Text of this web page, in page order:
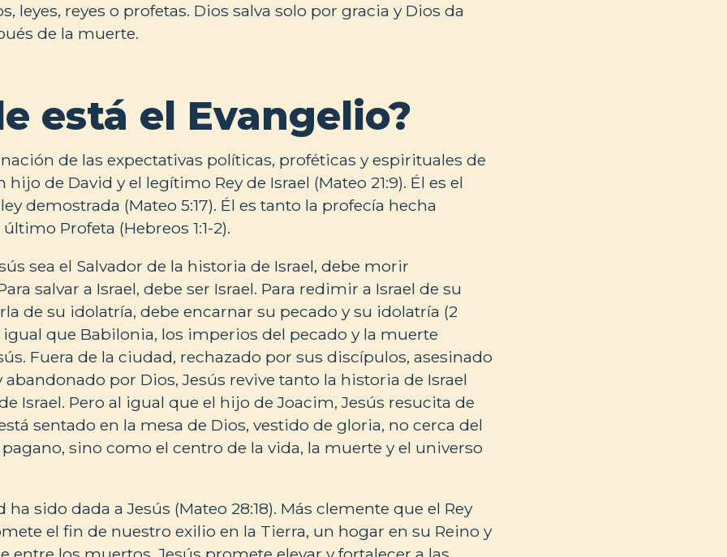
leyes, reyes o profetas. Dios salva solo por gracia y Dios da
de la muerte.
está el Evangelio?
de las expectativas políticas, proféticas y espirituales de
hijo de David y el legítimo Rey de Israel (Mateo 21:9). Él es el
demostrada (Mateo 5:17). Él es tanto la profecía hecha
Profeta (Hebreos 1:1-2).
sea el Salvador de la historia de Israel, debe morir
salvar a Israel, debe ser Israel. Para redimir a Israel de su
de su idolatría, debe encarnar su pecado y su idolatría (2
igual que Babilonia, los imperios del pecado y la muerte
Fuera de la ciudad, rechazado por sus discípulos, asesinado
por Dios, Jesús revive tanto la historia de Israel
Israel. Pero al igual que el hijo de Joacim, Jesús resucita de
sentado en la mesa de Dios, vestido de gloria, no cerca del
sino como el centro de la vida, la muerte y el universo
sido dada a Jesús (Mateo 28:18). Más clemente que el Rey
el fin de nuestro exilio en la Tierra, un hogar en su Reino y